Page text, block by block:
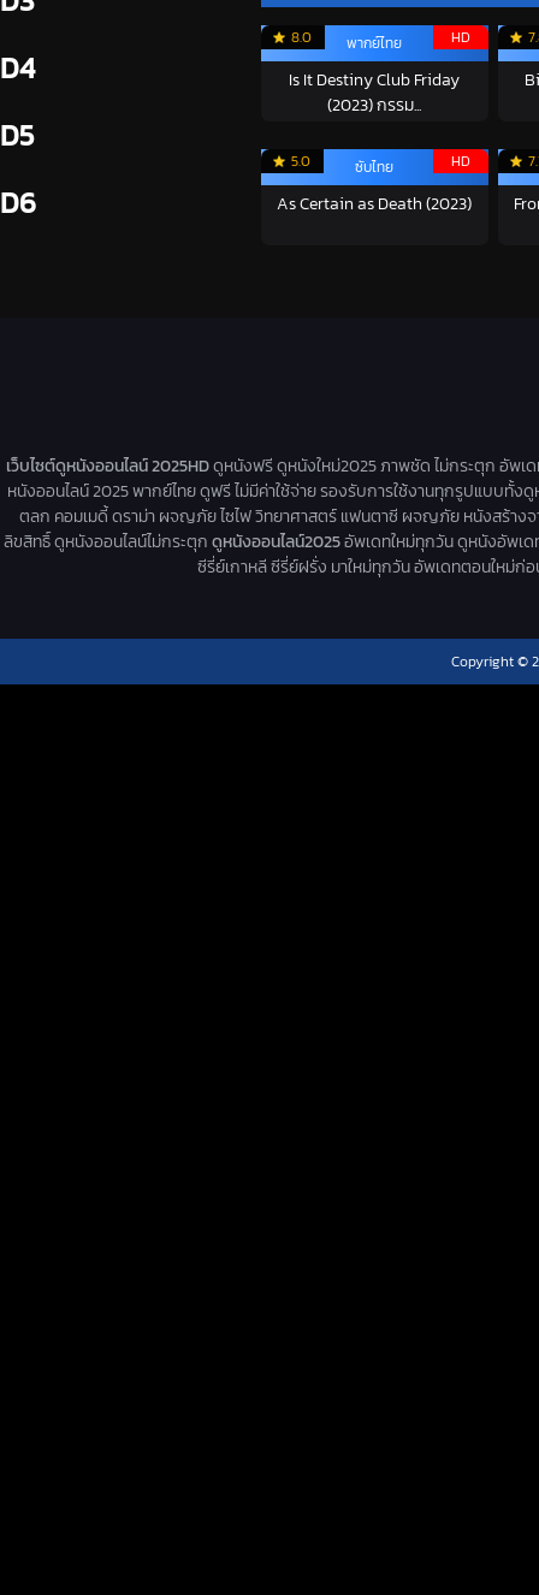
D4
D5
D6
8.0 HD
พากย์ไทย
Is It Destiny Club Friday
(2023) กรรม...
5.0 HD
ซับไทย
As Certain as Death (2023)
เว็บไซต์ดูหนังออนไลน์ 2025HDดูหนังฟรี ดูหนังใหม่2025 ภาพชัด ไม่กระตุก อัพเ
หนังออนไลน์ 2025 พากย์ไทย ดูฟรี ไม่มีค่าใช้จ่าย รองรับการใช้งานทุกรูปแบบทั้
ตลก คอมเมดี้ ดราม่า ผจญภัย ไซไฟ วิทยาศาสตร์ แฟนตาซี ผจญภัย หนังสร้างจ
ลิขสิทธิ์ ดูหนังออนไลน์ไม่กระตุกดูหนังออนไลน์2025อัพเดทใหม่ทุกวัน ดูหนังอัพเด
ซีรี่ย์เกาหลี ซีรี่ย์ฝรั่ง มาใหม่ทุกวัน อัพเดทตอนใหม่ก่
Copyright ©